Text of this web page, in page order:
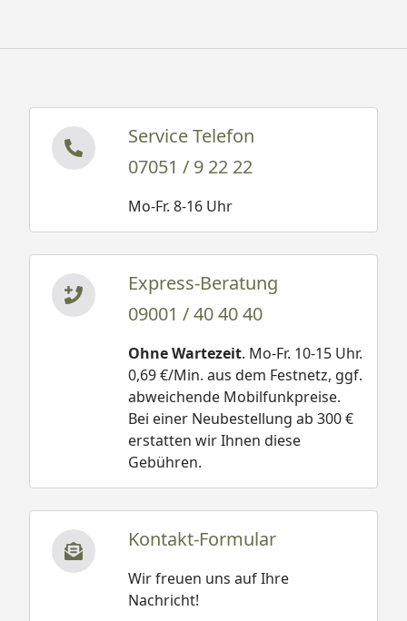
Service Telefon
07051 / 9 22 22
Mo-Fr. 8-16 Uhr
Express-Beratung
09001 / 40 40 40
Ohne Wartezeit. Mo-Fr. 10-15 Uhr.
0,69 €/Min. aus dem Festnetz, ggf.
abweichende Mobilfunkpreise.
Bei einer Neubestellung ab 300 €
erstatten wir Ihnen diese
Gebühren.
Kontakt-Formular
Wir freuen uns auf Ihre
Nachricht!